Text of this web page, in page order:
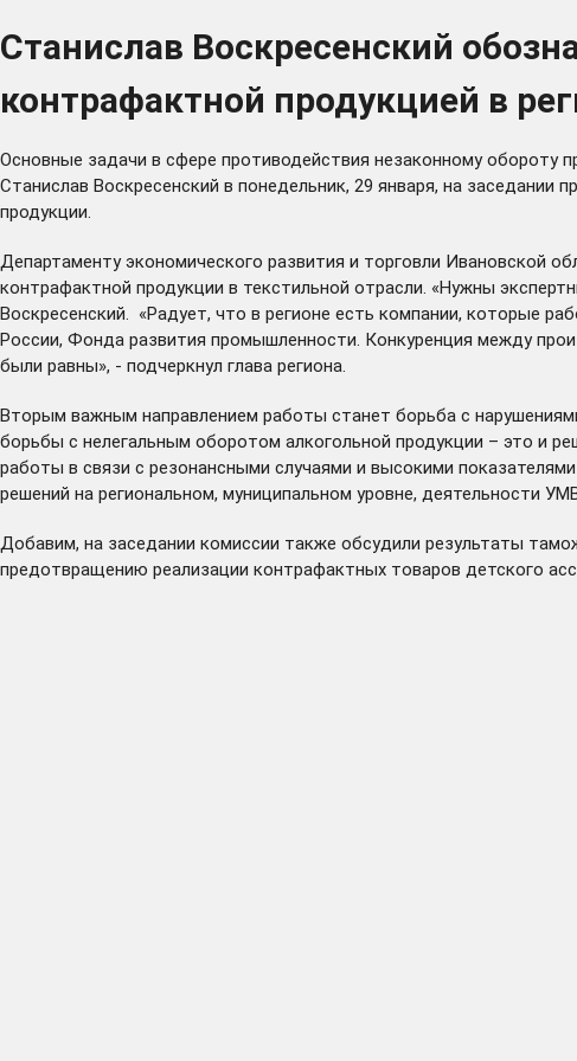
Станислав Воскресенский
контрафактной продукцией в
Основные задачи в сфере противодействия незаконному обороту
Станислав Воскресенский в понедельник, 29 января, на заседании
продукции.
Департаменту экономического развития и торговли Ивановской
контрафактной продукции в текстильной отрасли. «Нужны
Воскресенский. «Радует, что в регионе есть компании, которые
России, Фонда развития промышленности. Конкуренция между
были равны», - подчеркнул глава региона.
Вторым важным направлением работы станет борьба с
борьбы с нелегальным оборотом алкогольной продукции – это и
работы в связи с резонансными случаями и высокими
решений на региональном, муниципальном уровне, деятельности
Добавим, на заседании комиссии также обсудили результаты
предотвращению реализации контрафактных товаров детского